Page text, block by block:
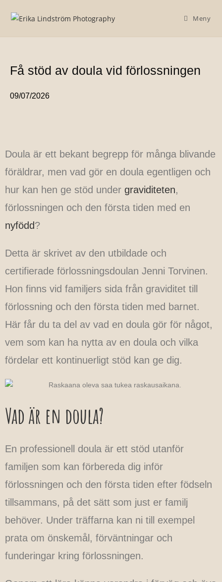
Meny
Få stöd av doula vid förlossningen
09/07/2026
Doula är ett bekant begrepp för många blivande
föräldrar, men vad gör en doula egentligen och
hur kan hen ge stöd under graviditeten,
förlossningen och den första tiden med en
nyfödd?
Detta är skrivet av den utbildade och
certifierade förlossningsdoulan Jenni Torvinen.
Hon finns vid familjers sida från graviditet till
förlossning och den första tiden med barnet.
Här får du ta del av vad en doula gör för något,
vem som kan ha nytta av en doula och vilka
fördelar ett kontinuerligt stöd kan ge dig.
Vad är en doula?
En professionell doula är ett stöd utanför
familjen som kan förbereda dig inför
förlossningen och den första tiden efter födseln
tillsammans, på det sätt som just er familj
behöver. Under träffarna kan ni till exempel
prata om önskemål, förväntningar och
funderingar kring förlossningen.